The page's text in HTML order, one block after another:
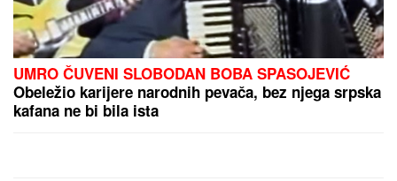
UMRO ČUVENI SLOBODAN BOBA SPASOJEVIĆ
Obeležio karijere narodnih pevača, bez njega srpska
kafana ne bi bila ista